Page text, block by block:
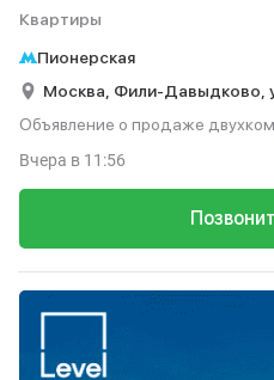
Сделка
Квартиры
Пионерская
Москва, Фили-Давыдково,
Объявление о продаже
Вчера в 11:56